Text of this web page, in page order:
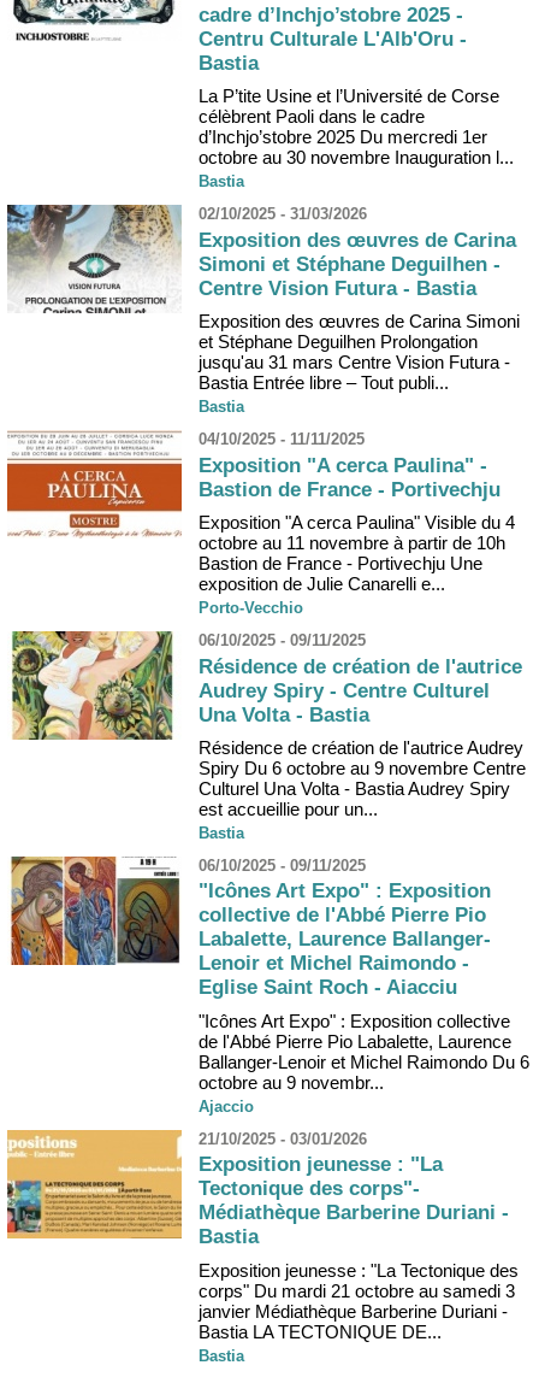
cadre d’Inchjo’stobre 2025 -
Centru Culturale L'Alb'Oru -
Bastia
La P’tite Usine et l’Université de Corse
célèbrent Paoli dans le cadre
d’Inchjo’stobre 2025 Du mercredi 1er
octobre au 30 novembre Inauguration l...
Bastia
02/10/2025 - 31/03/2026
Exposition des œuvres de Carina
Simoni et Stéphane Deguilhen -
Centre Vision Futura - Bastia
Exposition des œuvres de Carina Simoni
et Stéphane Deguilhen Prolongation
jusqu'au 31 mars Centre Vision Futura -
Bastia Entrée libre – Tout publi...
Bastia
04/10/2025 - 11/11/2025
Exposition "A cerca Paulina" -
Bastion de France - Portivechju
Exposition "A cerca Paulina" Visible du 4
octobre au 11 novembre à partir de 10h
Bastion de France - Portivechju Une
exposition de Julie Canarelli e...
Porto-Vecchio
06/10/2025 - 09/11/2025
Résidence de création de l'autrice
Audrey Spiry - Centre Culturel
Una Volta - Bastia
Résidence de création de l'autrice Audrey
Spiry Du 6 octobre au 9 novembre Centre
Culturel Una Volta - Bastia Audrey Spiry
est accueillie pour un...
Bastia
06/10/2025 - 09/11/2025
"Icônes Art Expo" : Exposition
collective de l'Abbé Pierre Pio
Labalette, Laurence Ballanger-
Lenoir et Michel Raimondo -
Eglise Saint Roch - Aiacciu
"Icônes Art Expo" : Exposition collective
de l'Abbé Pierre Pio Labalette, Laurence
Ballanger-Lenoir et Michel Raimondo Du 6
octobre au 9 novembr...
Ajaccio
21/10/2025 - 03/01/2026
Exposition jeunesse : "La
Tectonique des corps"-
Médiathèque Barberine Duriani -
Bastia
Exposition jeunesse : "La Tectonique des
corps" Du mardi 21 octobre au samedi 3
janvier Médiathèque Barberine Duriani -
Bastia LA TECTONIQUE DE...
Bastia